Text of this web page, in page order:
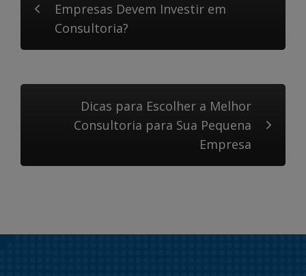
Empresas Devem Investir em
Consultoria?
Dicas para Escolher a Melhor
Consultoria para Sua Pequena
Empresa